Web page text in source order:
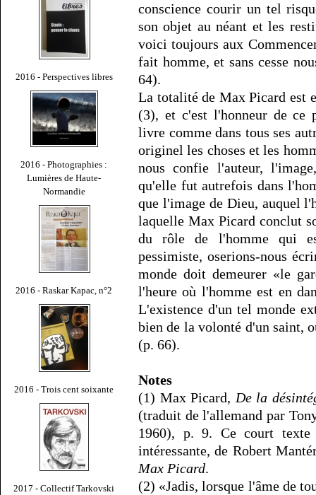
2016 - Perspectives libres
2016 - Photographies :
Lumières de Haute-
Normandie
2016 - Raskar Kapac, n°2
2016 - Trois cent soixante
2017 - Collectif Tarkovski
conscience courir un tel
son objet au néant et les
voici toujours aux
fait homme, et sans cesse
64).
La totalité de Max Picard est
(3), et c'est l'honneur de ce
livre comme dans tous ses
originel les choses et les
nous confie l'auteur,
qu'elle fut autrefois dans
que l'image de Dieu, auquel
laquelle Max Picard conclut
du rôle de l'homme qui
pessimiste, oserions-nous
monde doit demeurer «le
l'heure où l'homme est en
L'existence d'un tel monde
bien de la volonté d'un saint,
(p. 66).
Notes
(1) Max Picard, De la
(traduit de l'allemand par
1960), p. 9. Ce court texte
intéressante, de Robert
Max Picard.
(2) «Jadis, lorsque l'âme de